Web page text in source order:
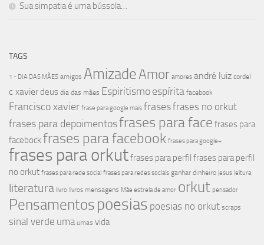
Sua simpatia é uma bússola…
TAGS
1 - DIA DAS MÃES amigos AmizadeAmor amores andré luiz cordel
c xavier deus dia das mães Espiritismoespírita facebook
Francisco xavier frase para google mais frasesfrases no orkut
frases para depoimentosfrases para face frases para
facebockfrases para facebook frases para google+
frases para orkutfrases para perfil frases para perfil
no orkut frases para rede social frases para redes sociais ganhar dinheiro jesus leitura
literatura livro livros mensagens Mãe estrela de amor orkut pensador
Pensamentospoesias poesias no orkut scraps
sinal verde uma umas vida